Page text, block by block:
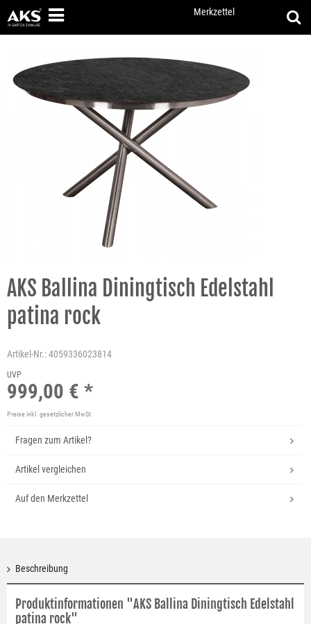
Merkzettel
AKS Ballina Diningtisch Edelstahl
patina rock
Artikel-Nr.:4059336023814
UVP
999,00 € *
Preise inkl. gesetzlicher MwSt.
Fragen zum Artikel?
Artikel vergleichen
Auf den Merkzettel
Beschreibung
Produktinformationen "AKS Ballina Diningtisch Edelstahl
patina rock"